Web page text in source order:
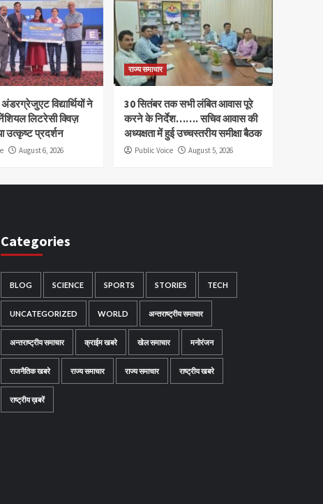
विद्यार्थियों ने
लिटरेसी क्विज़
उत्कृष्ट प्रदर्शन
August 6, 2026
राज्य समाचार
30 सितंबर तक सभी लंबित आवास पूरे
करने के निर्देश……. सचिव आवास की
अध्यक्षता में हुई उच्चस्तरीय समीक्षा बैठक
Public Voice August 5, 2026
Categories
BLOG SCIENCE SPORTS STORIES TECH
UNCATEGORIZED WORLD अन्तराष्ट्रीय समाचार
अन्तराष्ट्रीय समाचार क्राईम खबरे खेल समाचार मनोरंजन
राजनैतिक खबरे राज्य समाचार राज्य समाचार राष्ट्रीय खबरे
राष्ट्रीय ख़बरें